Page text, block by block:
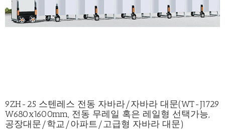
9ZH-25 스텐레스 전동 자바라/자바라 대문(WT-J1729
W680x1600mm, 전동 무레일 혹은 레일형 선택가능,
공장대문/학교/아파트/고급형 자바라 대문)